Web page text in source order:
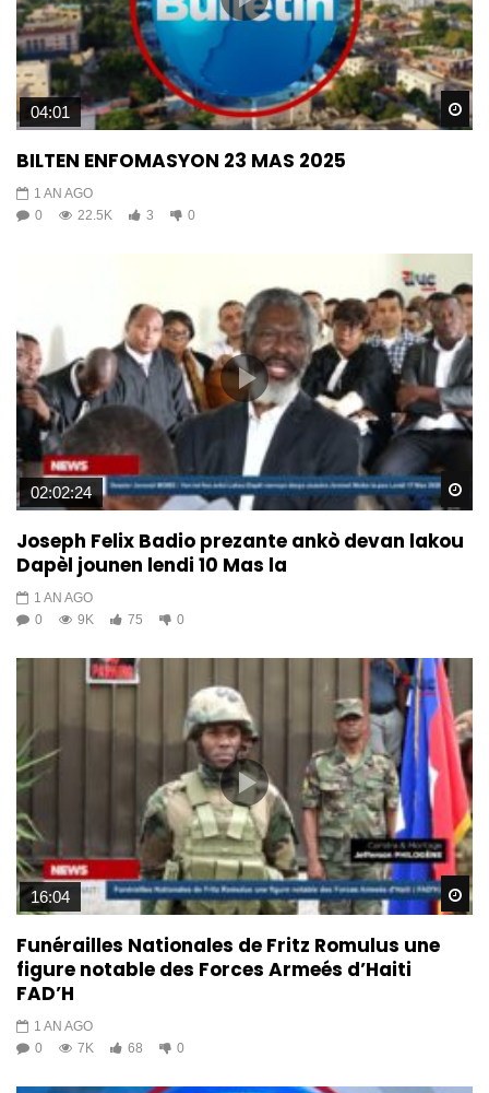
04:01
BILTEN ENFOMASYON 23 MAS 2025
1 AN AGO
0
22.5K 3 0
02:02:24
Joseph Felix Badio prezante ankò devan lakou
Dapèl jounen lendi 10 Mas la
1 AN AGO
0
9K 75 0
16:04
Funérailles Nationales de Fritz Romulus une
figure notable des Forces Armeés d’Haiti
FAD’H
1 AN AGO
0
7K 68 0